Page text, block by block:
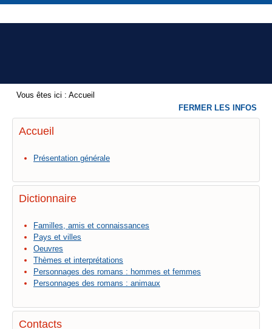
Vous êtes ici : Accueil
Accueil
Présentation générale
Dictionnaire
Familles, amis et connaissances
Pays et villes
Oeuvres
Thèmes et interprétations
Personnages des romans : hommes et femmes
Personnages des romans : animaux
Contacts
FERMER LES INFOS